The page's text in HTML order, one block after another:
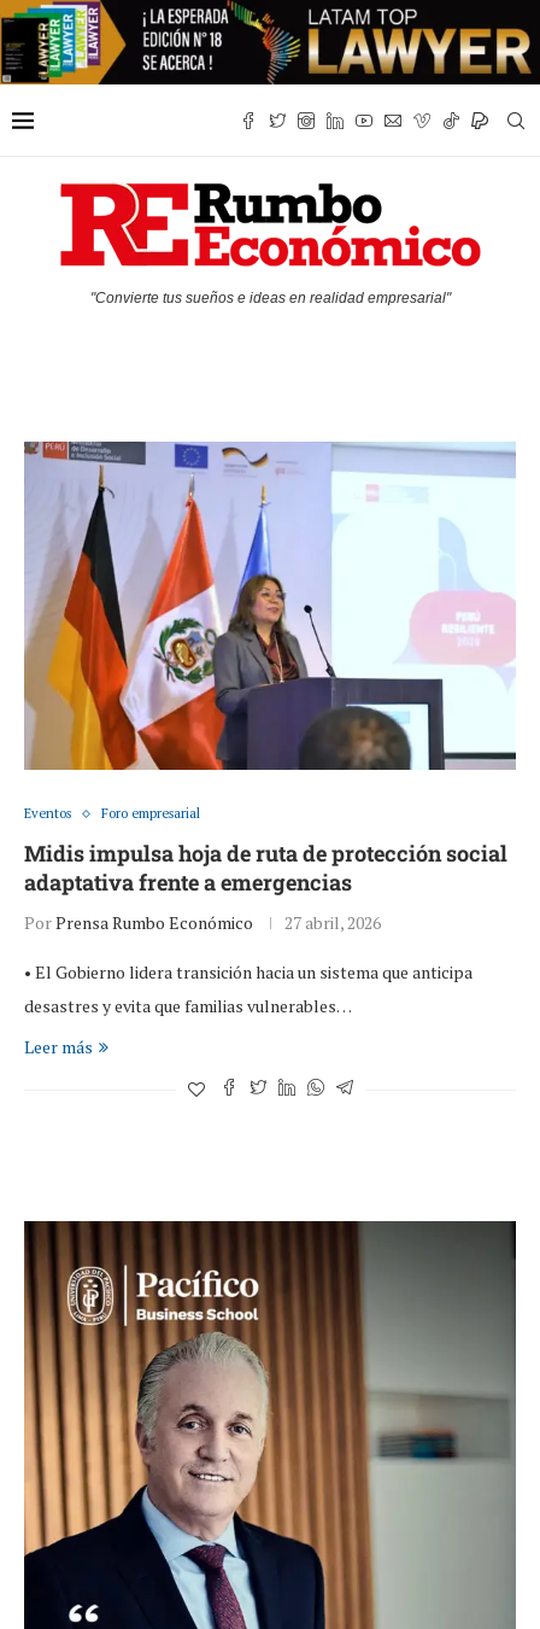
"Convierte tus sueños e ideas en realidad empresarial"
Eventos Foro empresarial
Midis impulsa hoja de ruta de protección social
adaptativa frente a emergencias
PorPrensa Rumbo Económico 27 abril, 2026
• El Gobierno lidera transición hacia un sistema que anticipa
desastres y evita que familias vulnerables…
Leer más